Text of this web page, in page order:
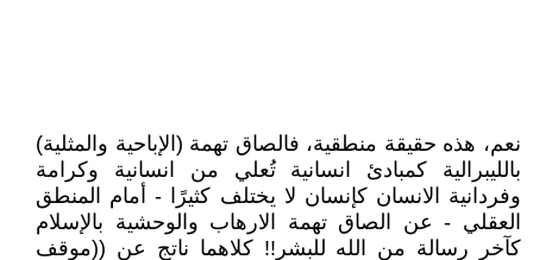
نعم، هذه حقيقة منطقية، فالصاق تهمة (الإباحية والمثلية)
بالليبرالية كمبادئ انسانية تُعلي من انسانية وكرامة
وفردانية الانسان كإنسان لا يختلف كثيرًا - أمام المنطق
العقلي - عن الصاق تهمة الارهاب والوحشية بالإسلام
كآخر رسالة من الله للبشر!! كلاهما ناتج عن ((موقف